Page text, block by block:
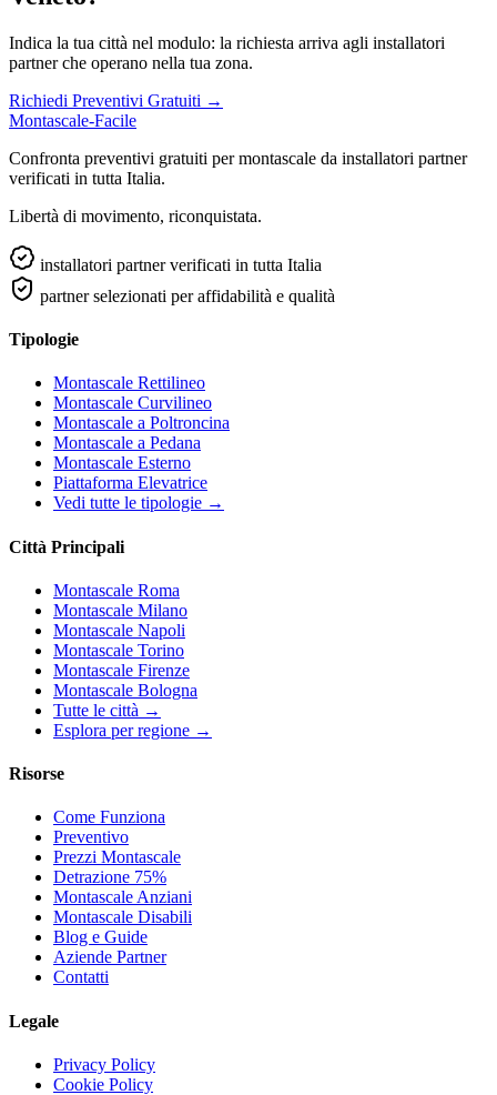
Indica la tua città nel modulo: la richiesta arriva agli installatori
partner che operano nella tua zona.
Richiedi Preventivi Gratuiti →
Montascale-Facile
Confronta preventivi gratuiti per montascale da installatori partner
verificati in tutta Italia.
Libertà di movimento, riconquistata.
installatori partner verificati in tutta Italia
partner selezionati per affidabilità e qualità
Tipologie
Montascale Rettilineo
Montascale Curvilineo
Montascale a Poltroncina
Montascale a Pedana
Montascale Esterno
Piattaforma Elevatrice
Vedi tutte le tipologie →
Città Principali
Montascale Roma
Montascale Milano
Montascale Napoli
Montascale Torino
Montascale Firenze
Montascale Bologna
Tutte le città →
Esplora per regione →
Risorse
Come Funziona
Preventivo
Prezzi Montascale
Detrazione 75%
Montascale Anziani
Montascale Disabili
Blog e Guide
Aziende Partner
Contatti
Legale
Privacy Policy
Cookie Policy